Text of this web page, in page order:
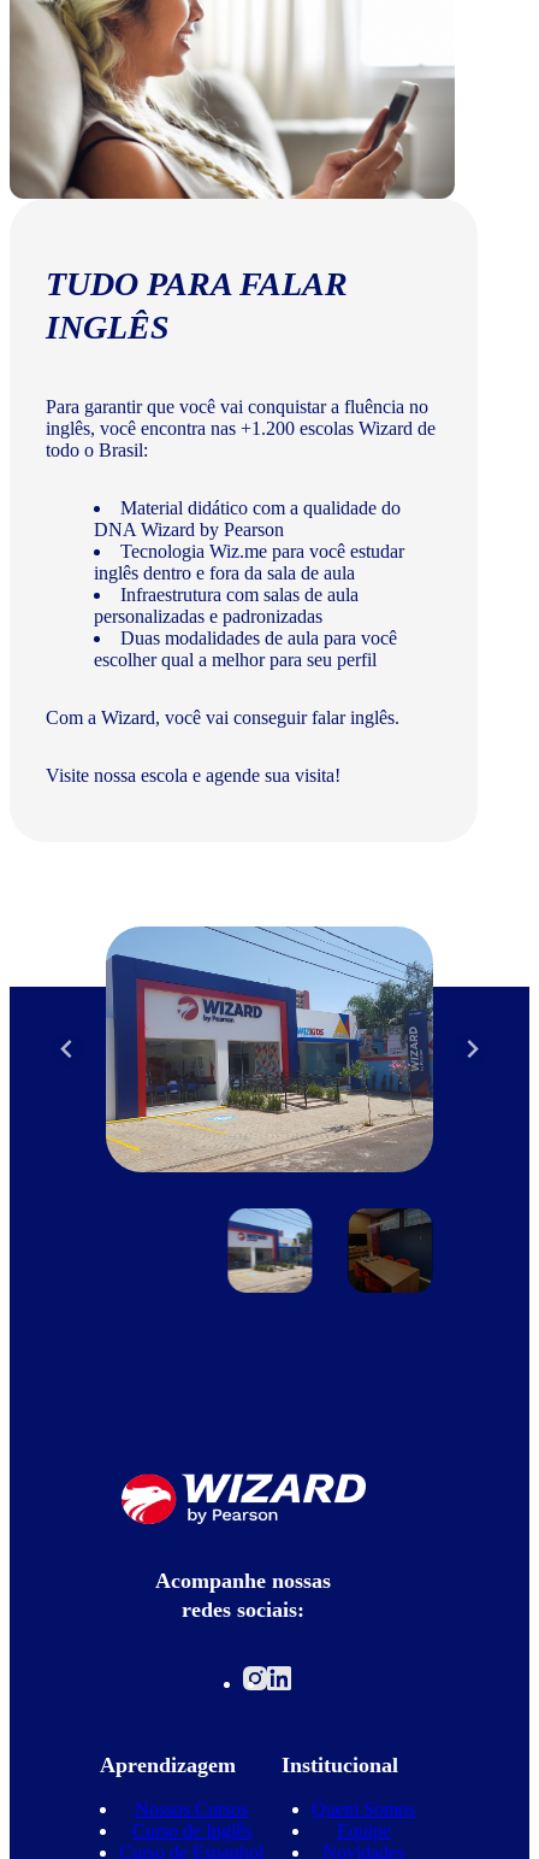
TUDO PARA FALAR
INGLÊS
Para garantir que você vai conquistar a fluência no
inglês, você encontra nas +1.200 escolas Wizard de
todo o Brasil:
Material didático com a qualidade do
DNA Wizard by Pearson
Tecnologia Wiz.me para você estudar
inglês dentro e fora da sala de aula
Infraestrutura com salas de aula
personalizadas e padronizadas
Duas modalidades de aula para você
escolher qual a melhor para seu perfil
Com a Wizard, você vai conseguir falar inglês.
Visite nossa escola e agende sua visita!
Acompanhe nossas
redes sociais:
Aprendizagem
Nossos Cursos
Curso de Inglês
Curso de Espanhol
Institucional
Quem Somos
Equipe
Novidades